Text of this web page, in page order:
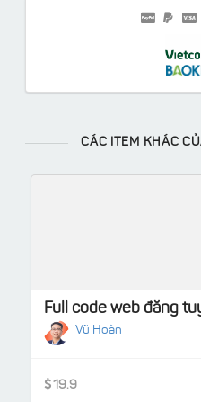
CÁC ITEM KHÁC
Vũ Hoàn
19.9